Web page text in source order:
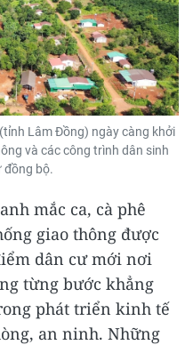
Lâm Đồng) ngày càng khởi
và các công trình dân sinh
bộ.
mắc ca, cà phê
giao thông được
dân cư mới nơi
từng bước khẳng
phát triển kinh tế
an ninh. Những